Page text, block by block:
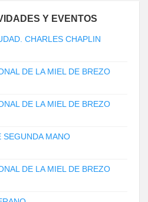
Y EVENTOS
CHARLES CHAPLIN
DE LA MIEL DE BREZO
DE LA MIEL DE BREZO
SEGUNDA MANO
DE LA MIEL DE BREZO